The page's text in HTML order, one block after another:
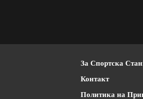
За Спортска
Контакт
Политика на